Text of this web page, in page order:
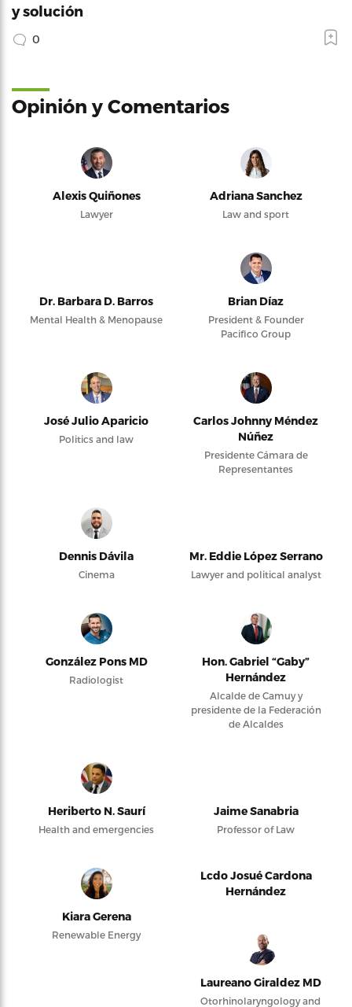
y solución
0
Opinión y Comentarios
Alexis Quiñones
Lawyer
Adriana Sanchez
Law and sport
Dr. Barbara D. Barros
Mental Health & Menopause
Brian Díaz
President & Founder
Pacifico Group
José Julio Aparicio
Politics and law
Carlos Johnny Méndez
Núñez
Presidente Cámara de
Representantes
Dennis Dávila
Cinema
Mr. Eddie López Serrano
Lawyer and political analyst
González Pons MD
Radiologist
Hon. Gabriel “Gaby”
Hernández
Alcalde de Camuy y
presidente de la Federación
de Alcaldes
Heriberto N. Saurí
Health and emergencies
Jaime Sanabria
Professor of Law
Kiara Gerena
Renewable Energy
Lcdo Josué Cardona
Hernández
Laureano Giraldez MD
Otorhinolaryngology and